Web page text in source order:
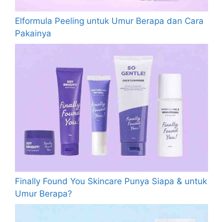
Elformula Peeling untuk Umur Berapa dan Cara
Pakainya
Finally Found You Skincare Punya Siapa & untuk
Umur Berapa?